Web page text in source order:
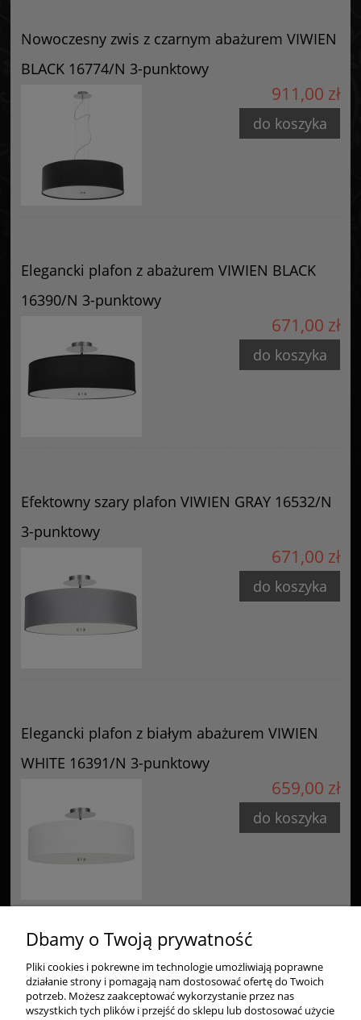
Nowoczesny zwis z czarnym abażurem VIWIEN
BLACK 16774/N 3-punktowy
911,00 zł
do koszyka
Elegancki plafon z abażurem VIWIEN BLACK
16390/N 3-punktowy
671,00 zł
do koszyka
Efektowny szary plafon VIWIEN GRAY 16532/N
3-punktowy
671,00 zł
do koszyka
Elegancki plafon z białym abażurem VIWIEN
WHITE 16391/N 3-punktowy
659,00 zł
do koszyka
Zakupy
Pomoc
Dbamy o Twoją prywatność
Pliki cookies i pokrewne im technologie umożliwiają poprawne
działanie strony i pomagają nam dostosować ofertę do Twoich
potrzeb. Możesz zaakceptować wykorzystanie przez nas
wszystkich tych plików i przejść do sklepu lub dostosować użycie